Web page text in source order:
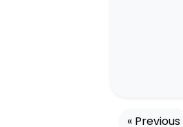
« Previous